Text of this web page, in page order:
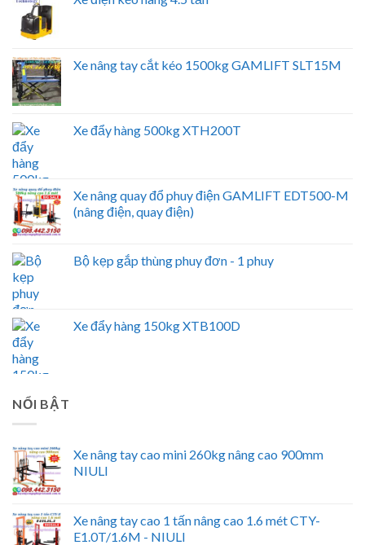
Xe nâng tay cắt kéo 1500kg GAMLIFT SLT15M
Xe đẩy hàng 500kg XTH200T
Xe nâng quay đổ phuy điện GAMLIFT EDT500-M
(nâng điện, quay điện)
Bộ kẹp gắp thùng phuy đơn - 1 phuy
Xe đẩy hàng 150kg XTB100D
NỔI BẬT
Xe nâng tay cao mini 260kg nâng cao 900mm
NIULI
Xe nâng tay cao 1 tấn nâng cao 1.6 mét CTY-
E1.0T/1.6M - NIULI